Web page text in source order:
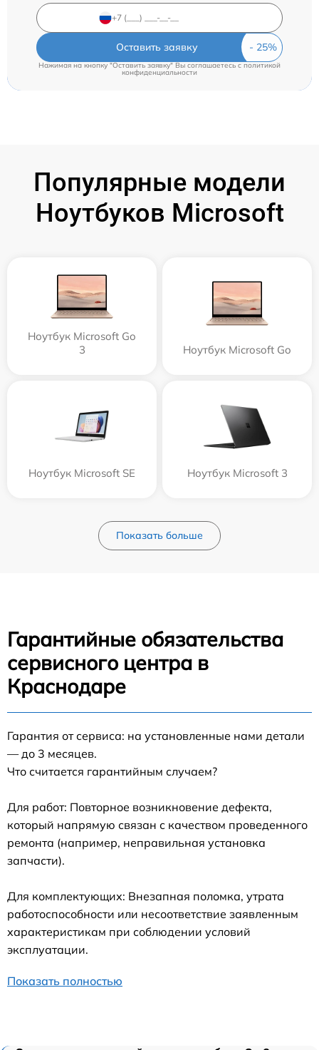
Оставить заявку
Нажимая на кнопку "Оставить заявку" Вы соглашаетесь cполитикой
конфиденциальности
Популярные модели
Ноутбуков Microsoft
Ноутбук Microsoft Go
3
Ноутбук Microsoft Go
Ноутбук Microsoft SE Ноутбук Microsoft 3
Показать больше
Гарантийные обязательства
сервисного центра в
Краснодаре
Гарантия от сервиса: на установленные нами детали
— до 3 месяцев.
Что считается гарантийным случаем?
Для работ: Повторное возникновение дефекта,
который напрямую связан с качеством проведенного
ремонта (например, неправильная установка
запчасти).
Для комплектующих: Внезапная поломка, утрата
работоспособности или несоответствие заявленным
характеристикам при соблюдении условий
эксплуатации.
Показать полностью